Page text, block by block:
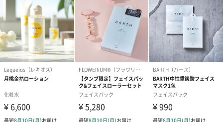
生花
生花のブーケを同梱します。
※9-15時にご注文いただく場合、最短のお届け可能日が通常より
も1日遅くなります。